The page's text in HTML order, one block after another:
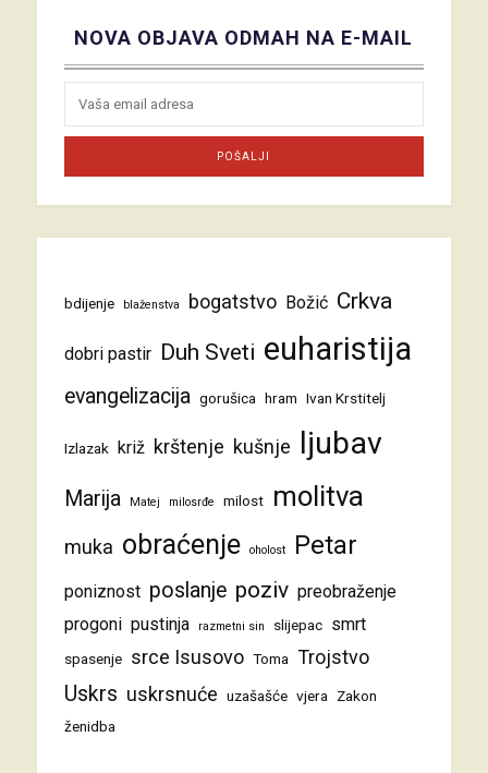
NOVA OBJAVA ODMAH NA E-MAIL
bdijenje blaženstva bogatstvo Božić Crkva
dobri pastir Duh Sveti euharistija
evangelizacija gorušica hram Ivan Krstitelj
Izlazak križ krštenje kušnje ljubav
Marija Matej milosrđe milost molitva
muka obraćenje oholost Petar
poniznost poslanje poziv preobraženje
progoni pustinja razmetni sin slijepac smrt
spasenje srce Isusovo Toma Trojstvo
Uskrs uskrsnuće uzašašće vjera
Zakon
ženidba